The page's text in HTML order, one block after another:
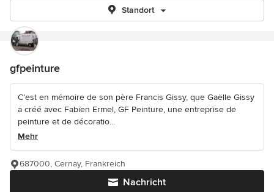
Standort
gfpeinture
C’est en mémoire de son père Francis Gissy, que Gaëlle Gissy
a créé avec Fabien Ermel, GF Peinture, une entreprise de
peinture et de décoratio...
Mehr
Nachricht
687000, Cernay, Frankreich